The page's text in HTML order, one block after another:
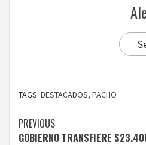
TAGS: DESTACADOS, PACHO
Continue
PREVIOUS
GOBIERNO TRANSFIERE